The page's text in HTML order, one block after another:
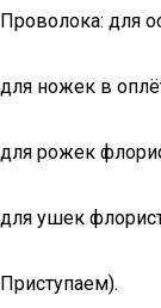
Проволока: для
для ножек в
для рожек
для ушек
Приступаем).